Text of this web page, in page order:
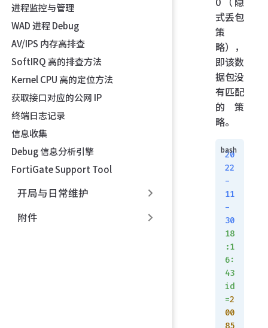
进程监控与管理
WAD 进程 Debug
AV/IPS 内存高排查
SoftIRQ 高的排查方法
Kernel CPU 高的定位方法
获取接口对应的公网 IP
终端日志记录
信息收集
Debug 信息分析引擎
FortiGate Support Tool
开局与日常维护
附件
式丢包
策
略），
即该数
据包没
有匹配
的策
略。
20
22
-
11
-
30
18
:1
6:
43
id
=2
00